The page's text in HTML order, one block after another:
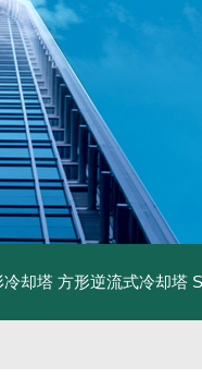
冷却塔 方形逆流式冷却塔